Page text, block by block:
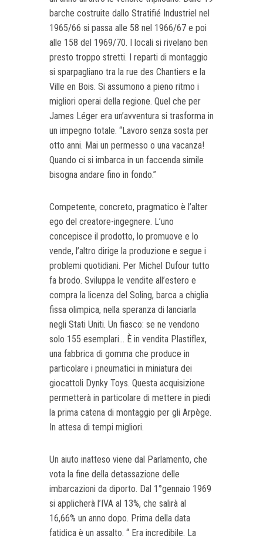
barche costruite dallo Stratifié Industriel nel
1965/66 si passa alle 58 nel 1966/67 e poi
alle 158 del 1969/70. I locali si rivelano ben
presto troppo stretti. I reparti di montaggio
si sparpagliano tra la rue des Chantiers e la
Ville en Bois. Si assumono a pieno ritmo i
migliori operai della regione. Quel che per
James Léger era un’avventura si trasforma in
un impegno totale. “Lavoro senza sosta per
otto anni. Mai un permesso o una vacanza!
Quando ci si imbarca in un faccenda simile
bisogna andare fino in fondo.”
Competente, concreto, pragmatico è l’alter
ego del creatore-ingegnere. L’uno
concepisce il prodotto, lo promuove e lo
vende, l’altro dirige la produzione e segue i
problemi quotidiani. Per Michel Dufour tutto
fa brodo. Sviluppa le vendite all’estero e
compra la licenza del Soling, barca a chiglia
fissa olimpica, nella speranza di lanciarla
negli Stati Uniti. Un fiasco: se ne vendono
solo 155 esemplari... È in vendita Plastiflex,
una fabbrica di gomma che produce in
particolare i pneumatici in miniatura dei
giocattoli Dynky Toys. Questa acquisizione
permetterà in particolare di mettere in piedi
la prima catena di montaggio per gli Arpège.
In attesa di tempi migliori.
Un aiuto inatteso viene dal Parlamento, che
vota la fine della detassazione delle
imbarcazioni da diporto. Dal 1°gennaio 1969
si applicherà l’IVA al 13%, che salirà al
16,66% un anno dopo. Prima della data
fatidica è un assalto. “ Era incredibile. La